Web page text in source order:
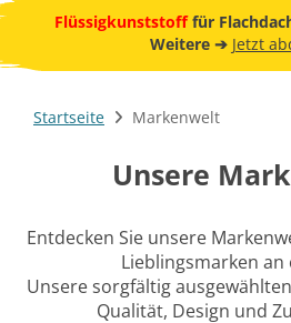
Flüssigkunststofffür
Weitere ➔ Jetzt
Startseite Markenwelt
Unsere
Entdecken Sie unsere
Lieblingsmarken an
Unsere sorgfältig
Qualität, Design und